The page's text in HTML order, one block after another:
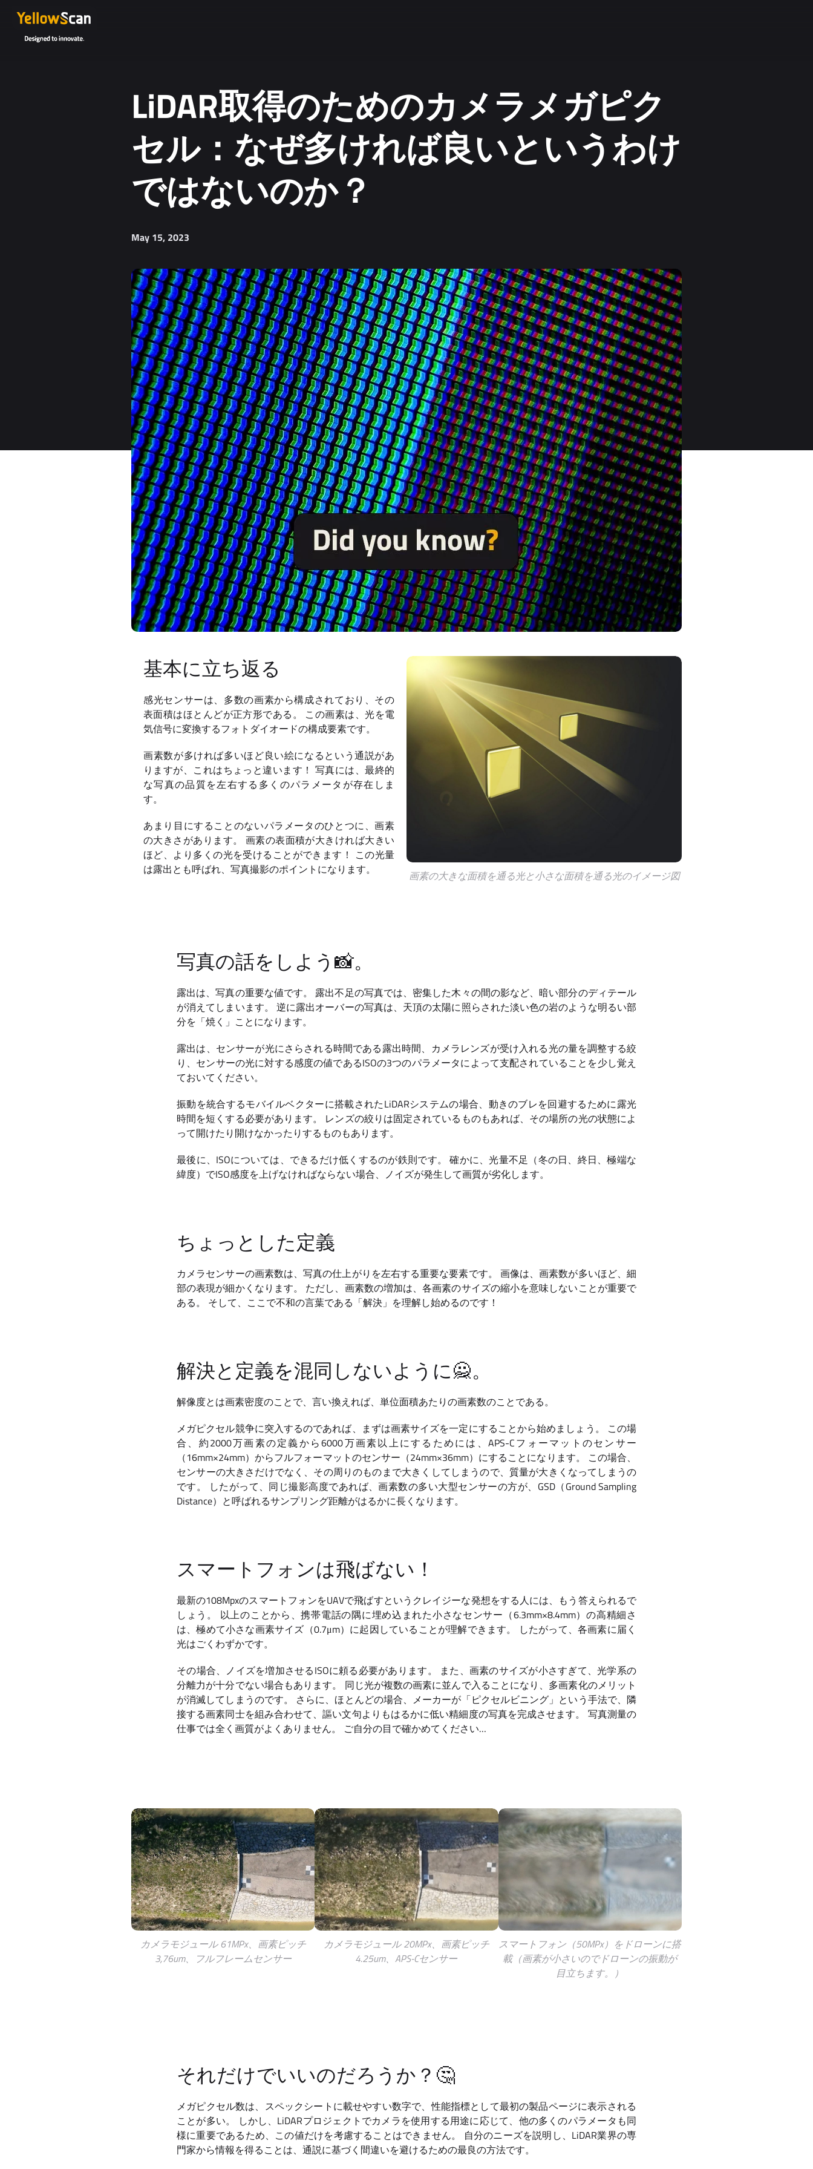
LiDAR取得のためのカメラメガピク
セル：なぜ多ければ良いというわけ
ではないのか？
May 15, 2023
基本に立ち返る
感光センサーは、多数の画素から構成されており、その
表面積はほとんどが正方形である。 この画素は、光を電
気信号に変換するフォトダイオードの構成要素です。
画素数が多ければ多いほど良い絵になるという通説があ
りますが、これはちょっと違います！ 写真には、最終的
な写真の品質を左右する多くのパラメータが存在しま
す。
あまり目にすることのないパラメータのひとつに、画素
の大きさがあります。 画素の表面積が大きければ大きい
ほど、より多くの光を受けることができます！ この光量
は露出とも呼ばれ、写真撮影のポイントになります。
画素の大きな面積を通る光と小さな面積を通る光のイメージ図
写真の話をしよう📸。
露出は、写真の重要な値です。 露出不足の写真では、密集した木々の間の影など、暗い部分のディテール
が消えてしまいます。 逆に露出オーバーの写真は、天頂の太陽に照らされた淡い色の岩のような明るい部
分を「焼く」ことになります。
露出は、センサーが光にさらされる時間である露出時間、カメラレンズが受け入れる光の量を調整する絞
り、センサーの光に対する感度の値であるISOの3つのパラメータによって支配されていることを少し覚え
ておいてください。
振動を統合するモバイルベクターに搭載されたLiDARシステムの場合、動きのブレを回避するために露光
時間を短くする必要があります。 レンズの絞りは固定されているものもあれば、その場所の光の状態によ
って開けたり開けなかったりするものもあります。
最後に、ISOについては、できるだけ低くするのが鉄則です。 確かに、光量不足（冬の日、終日、極端な
緯度）でISO感度を上げなければならない場合、ノイズが発生して画質が劣化します。
ちょっとした定義
カメラセンサーの画素数は、写真の仕上がりを左右する重要な要素です。 画像は、画素数が多いほど、細
部の表現が細かくなります。 ただし、画素数の増加は、各画素のサイズの縮小を意味しないことが重要で
ある。 そして、ここで不和の言葉である「解決」を理解し始めるのです！
解決と定義を混同しないように🙅。
解像度とは画素密度のことで、言い換えれば、単位面積あたりの画素数のことである。
メガピクセル競争に突入するのであれば、まずは画素サイズを一定にすることから始めましょう。 この場
合、約2000万画素の定義から6000万画素以上にするためには、APS-Cフォーマットのセンサー
（16mm×24mm）からフルフォーマットのセンサー（24mm×36mm）にすることになります。 この場合、
センサーの大きさだけでなく、その周りのものまで大きくしてしまうので、質量が大きくなってしまうの
です。 したがって、同じ撮影高度であれば、画素数の多い大型センサーの方が、GSD（Ground Sampling
Distance）と呼ばれるサンプリング距離がはるかに長くなります。
スマートフォンは飛ばない！
最新の108MpxのスマートフォンをUAVで飛ばすというクレイジーな発想をする人には、もう答えられるで
しょう。 以上のことから、携帯電話の隅に埋め込まれた小さなセンサー（6.3mm×8.4mm）の高精細さ
は、極めて小さな画素サイズ（0.7μm）に起因していることが理解できます。 したがって、各画素に届く
光はごくわずかです。
その場合、ノイズを増加させるISOに頼る必要があります。 また、画素のサイズが小さすぎて、光学系の
分離力が十分でない場合もあります。 同じ光が複数の画素に並んで入ることになり、多画素化のメリット
が消滅してしまうのです。 さらに、ほとんどの場合、メーカーが「ピクセルビニング」という手法で、隣
接する画素同士を組み合わせて、謳い文句よりもはるかに低い精細度の写真を完成させます。 写真測量の
仕事では全く画質がよくありません。 ご自分の目で確かめてください…
カメラモジュール 61MPx、画素ピッチ
3,76um、フルフレームセンサー
カメラモジュール 20MPx、画素ピッチ
4.25um、APS-Cセンサー
スマートフォン（50MPx）をドローンに搭
載（画素が小さいのでドローンの振動が
目立ちます。）
それだけでいいのだろうか？🤔
メガピクセル数は、スペックシートに載せやすい数字で、性能指標として最初の製品ページに表示される
ことが多い。 しかし、LiDARプロジェクトでカメラを使用する用途に応じて、他の多くのパラメータも同
様に重要であるため、この値だけを考慮することはできません。 自分のニーズを説明し、LiDAR業界の専
門家から情報を得ることは、通説に基づく間違いを避けるための最良の方法です。